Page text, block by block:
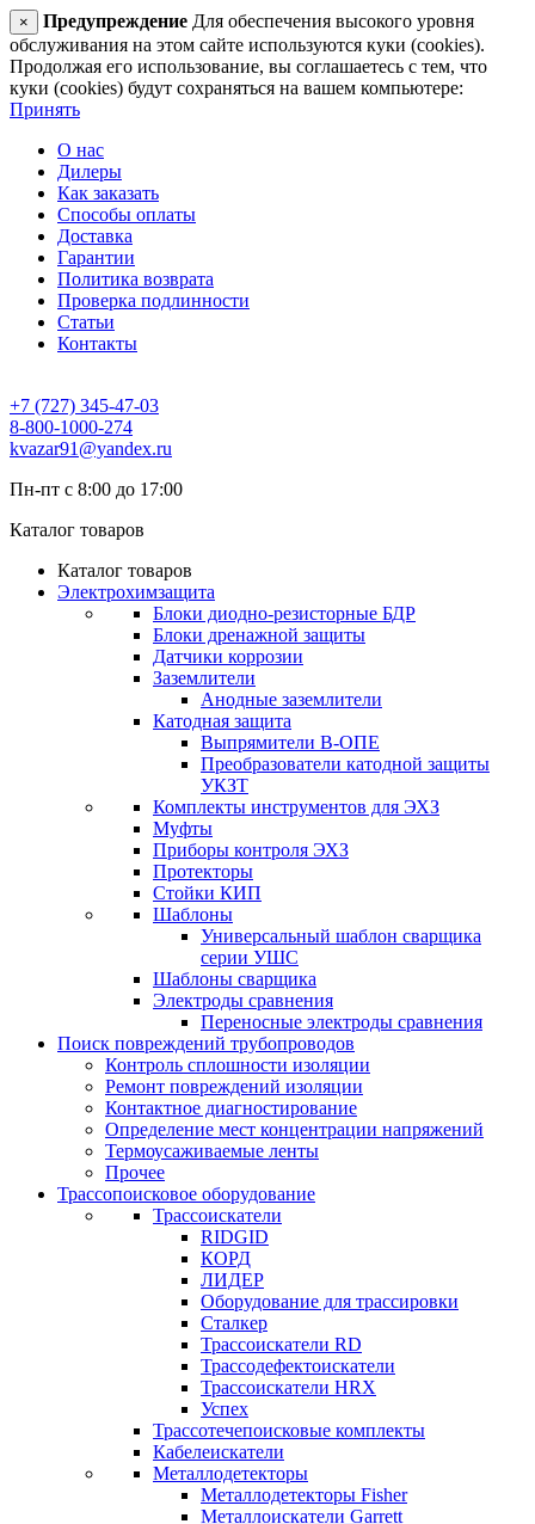
× Предупреждение Для обеспечения высокого уровня
обслуживания на этом сайте используются куки (cookies).
Продолжая его использование, вы соглашаетесь с тем, что
куки (cookies) будут сохраняться на вашем компьютере:
Принять
О нас
Дилеры
Как заказать
Способы оплаты
Доставка
Гарантии
Политика возврата
Проверка подлинности
Статьи
Контакты
+7 (727) 345-47-03
8-800-1000-274
kvazar91@yandex.ru
Пн-пт с 8:00 до 17:00
Каталог товаров
Каталог товаров
Электрохимзащита
Блоки диодно-резисторные БДР
Блоки дренажной защиты
Датчики коррозии
Заземлители
Анодные заземлители
Катодная защита
Выпрямители В-ОПЕ
Преобразователи катодной защиты
УКЗТ
Комплекты инструментов для ЭХЗ
Муфты
Приборы контроля ЭХЗ
Протекторы
Стойки КИП
Шаблоны
Универсальный шаблон сварщика
серии УШС
Шаблоны сварщика
Электроды сравнения
Переносные электроды сравнения
Поиск повреждений трубопроводов
Контроль сплошности изоляции
Ремонт повреждений изоляции
Контактное диагностирование
Определение мест концентрации напряжений
Термоусаживаемые ленты
Прочее
Трассопоисковое оборудование
Трассоискатели
RIDGID
КОРД
ЛИДЕР
Оборудование для трассировки
Сталкер
Трасcоискатели RD
Трассодефектоискатели
Трассоискатели HRX
Успех
Трассотечепоисковые комплекты
Кабелеискатели
Металлодетекторы
Металлодетекторы Fisher
Металлоискатели Garrett